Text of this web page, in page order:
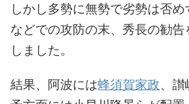
しかし多勢に無勢で劣勢は否
などでの攻防の末、秀長の勧
しました。
結果、阿波には蜂須賀家政、讃